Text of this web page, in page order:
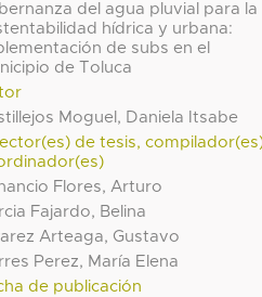
del agua pluvial para la
hídrica y urbana:
de subs en el
de Toluca
Moguel, Daniela Itsabe
de tesis,
Flores, Arturo
Fajardo, Belina
Arteaga, Gustavo
Perez, María Elena
de publicación